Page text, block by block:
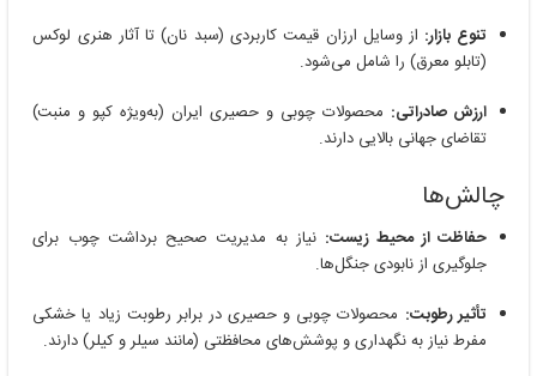
تنوع بازار: از وسایل ارزان قیمت کاربردی (سبد نان) تا آثار هنری لوکس
(تابلو معرق) را شامل می‌شود.
ارزش صادراتی: محصولات چوبی و حصیری ایران (به‌ویژه کپو و منبت)
تقاضای جهانی بالایی دارند.
چالش‌ها
حفاظت از محیط زیست: نیاز به مدیریت صحیح برداشت چوب برای
جلوگیری از نابودی جنگل‌ها.
تأثیر رطوبت: محصولات چوبی و حصیری در برابر رطوبت زیاد یا خشکی
مفرط نیاز به نگهداری و پوشش‌های محافظتی (مانند سیلر و کیلر) دارند.